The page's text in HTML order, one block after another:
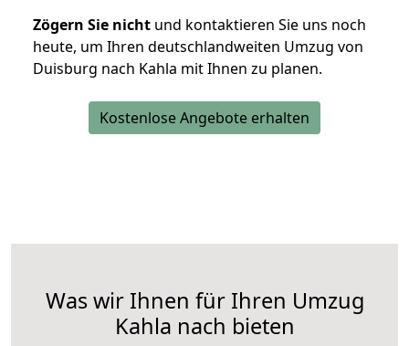
Zögern Sie nicht und kontaktieren Sie uns noch
heute, um Ihren deutschlandweiten Umzug von
Duisburg nach Kahla mit Ihnen zu planen.
Kostenlose Angebote erhalten
Was wir Ihnen für Ihren Umzug
Kahla nach bieten